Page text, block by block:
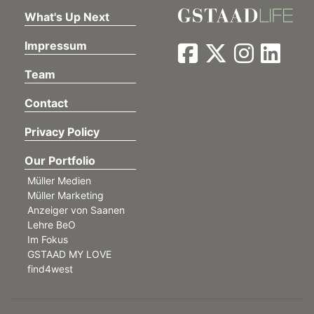
What's Up Next
Impressum
Team
Contact
Privacy Policy
Our Portfolio
Müller Medien
Müller Marketing
Anzeiger von Saanen
Lehre BeO
Im Fokus
GSTAAD MY LOVE
find4west